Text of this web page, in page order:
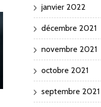
janvier 2022
décembre 2021
novembre 2021
octobre 2021
septembre 2021